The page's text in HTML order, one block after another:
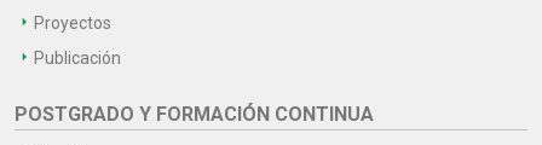
Proyectos
Publicación
POSTGRADO Y FORMACIÓN CONTINUA